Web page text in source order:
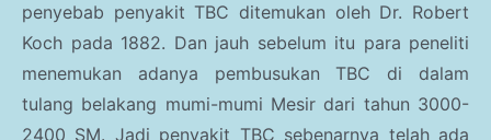
penyebab penyakit TBC ditemukan oleh Dr. Robert
Koch pada 1882. Dan jauh sebelum itu para peneliti
menemukan adanya pembusukan TBC di dalam
tulang belakang mumi-mumi Mesir dari tahun 3000-
2400 SM. Jadi penyakit TBC sebenarnya telah ada